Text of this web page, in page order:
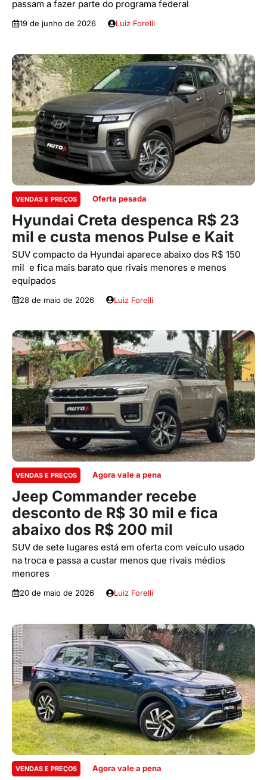
passam a fazer parte do programa federal
19 de junho de 2026 Luiz Forelli
VENDAS E PREÇOS Oferta pesada
Hyundai Creta despenca R$ 23
mil e custa menos Pulse e Kait
SUV compacto da Hyundai aparece abaixo dos R$ 150
mil e fica mais barato que rivais menores e menos
equipados
28 de maio de 2026 Luiz Forelli
VENDAS E PREÇOS Agora vale a pena
Jeep Commander recebe
desconto de R$ 30 mil e fica
abaixo dos R$ 200 mil
SUV de sete lugares está em oferta com veículo usado
na troca e passa a custar menos que rivais médios
menores
20 de maio de 2026 Luiz Forelli
VENDAS E PREÇOS Agora vale a pena